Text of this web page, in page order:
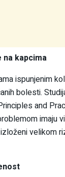
kapcima
ispunjenim
bolesti.
and
imaju
velikom